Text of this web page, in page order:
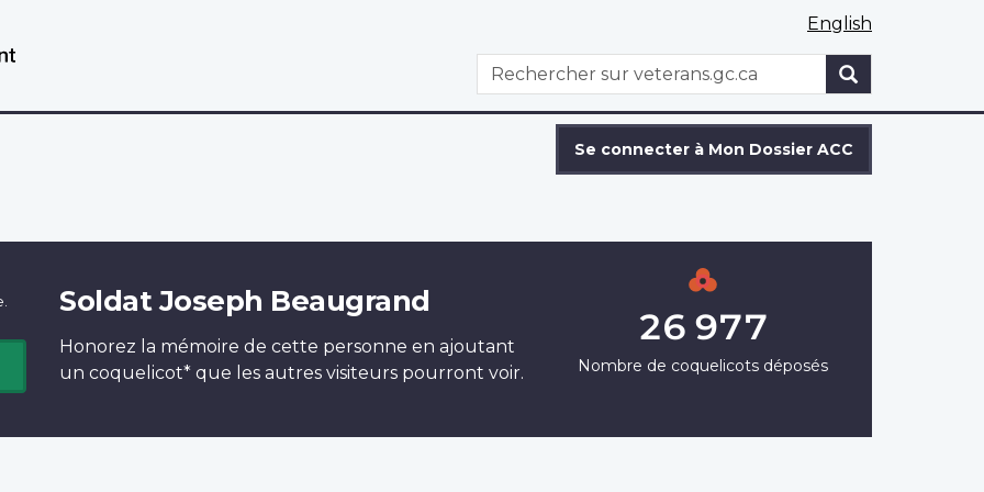
English
WxT
Search
Rechercher
Se connecter à Mon Dossier ACC
Soldat Joseph Beaugrand
Honorez la mémoire de cette personne en ajoutant
un coquelicot* que les autres visiteurs pourront voir.
26 977
Nombre de coquelicots déposés